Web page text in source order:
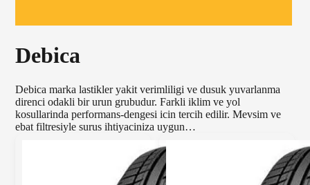
Debica
Debica marka lastikler yakit verimliligi ve dusuk yuvarlanma
direnci odakli bir urun grubudur. Farkli iklim ve yol
kosullarinda performans-dengesi icin tercih edilir. Mevsim ve
ebat filtresiyle surus ihtiyaciniza uygun…